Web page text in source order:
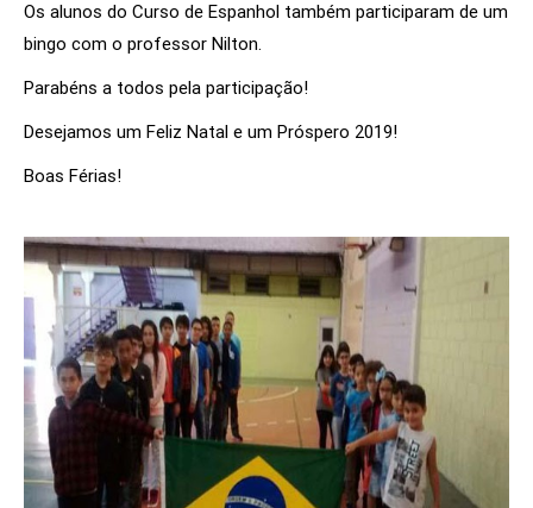
Os alunos do Curso de Espanhol também participaram de um
bingo com o professor Nilton.
Parabéns a todos pela participação!
Desejamos um Feliz Natal e um Próspero 2019!
Boas Férias!